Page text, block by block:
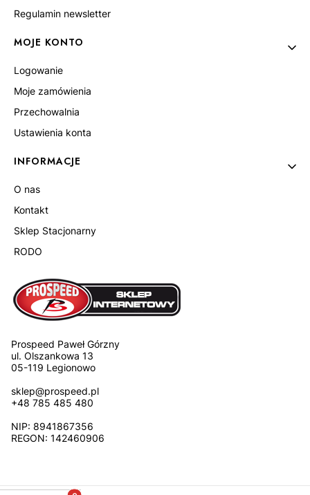
Regulamin newsletter
MOJE KONTO
Logowanie
Moje zamówienia
Przechowalnia
Ustawienia konta
INFORMACJE
O nas
Kontakt
Sklep Stacjonarny
RODO
Prospeed Paweł Górzny
ul. Olszankowa 13
05-119 Legionowo
sklep@prospeed.pl
+48 785 485 480
NIP: 8941867356
REGON: 142460906